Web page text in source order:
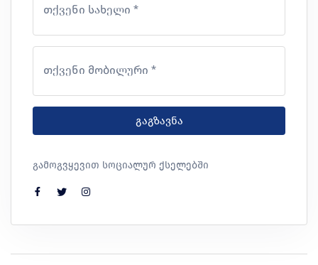
თქვენი სახელი *
თქვენი მობილური *
გაგზავნა
გამოგვყევით სოციალურ ქსელებში